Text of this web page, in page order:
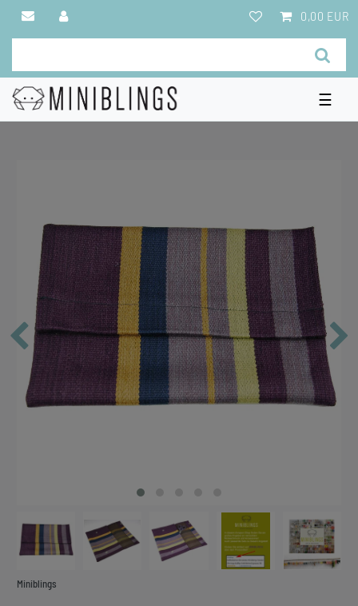
0,00 EUR
☰
Miniblings